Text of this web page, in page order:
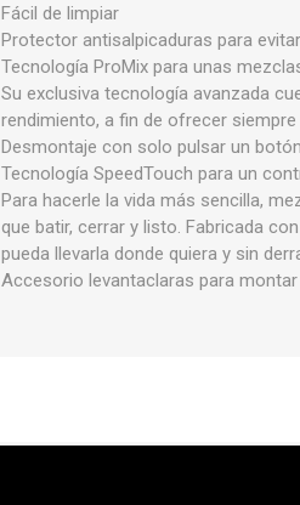
Fácil de limpiar
Protector antisalpicaduras para
Tecnología ProMix para unas
Su exclusiva tecnología avanzada
rendimiento, a fin de ofrecer
Desmontaje con solo pulsar un
Tecnología SpeedTouch para un
Para hacerle la vida más sencilla,
que batir, cerrar y listo. Fabricada
pueda llevarla donde quiera y sin
Accesorio levantaclaras para